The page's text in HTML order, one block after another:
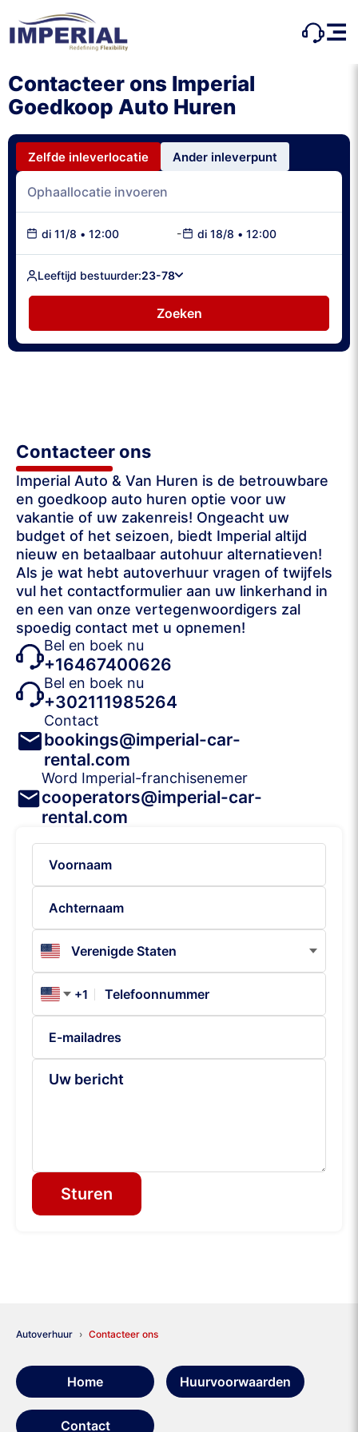
Contacteer ons Imperial
Goedkoop Auto Huren
Zelfde inleverlocatie Ander inleverpunt
di 11/8 • 12:00 - di 18/8 • 12:00
Leeftijd bestuurder:23-78
Zoeken
Contacteer ons
Imperial Auto & Van Huren is de betrouwbare
en goedkoop auto huren optie voor uw
vakantie of uw zakenreis! Ongeacht uw
budget of het seizoen, biedt Imperial altijd
nieuw en betaalbaar autohuur alternatieven!
Als je wat hebt autoverhuur vragen of twijfels
vul het contactformulier aan uw linkerhand in
en een van onze vertegenwoordigers zal
spoedig contact met u opnemen!
Bel en boek nu
+16467400626
Bel en boek nu
+302111985264
Contact
bookings@imperial-car-
rental.com
Word Imperial-franchisenemer
cooperators@imperial-car-
rental.com
+1
Sturen
Autoverhuur Contacteer ons
Home Huurvoorwaarden
Contact